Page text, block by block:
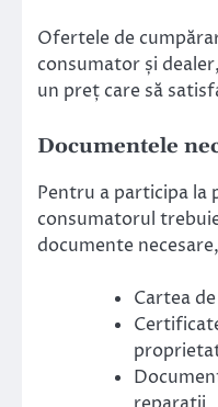
Ofertele de
consumator și
un preț care să
Documentele
Pentru a participa la
consumatorul
documente
Cartea